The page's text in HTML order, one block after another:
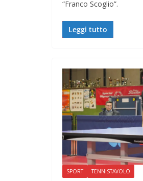
“Franco Scoglio”.
Leggi tutto
SPORT TENNISTAVOLO